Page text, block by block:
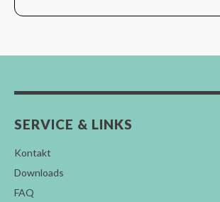
SERVICE & LINKS
Kontakt
Downloads
FAQ